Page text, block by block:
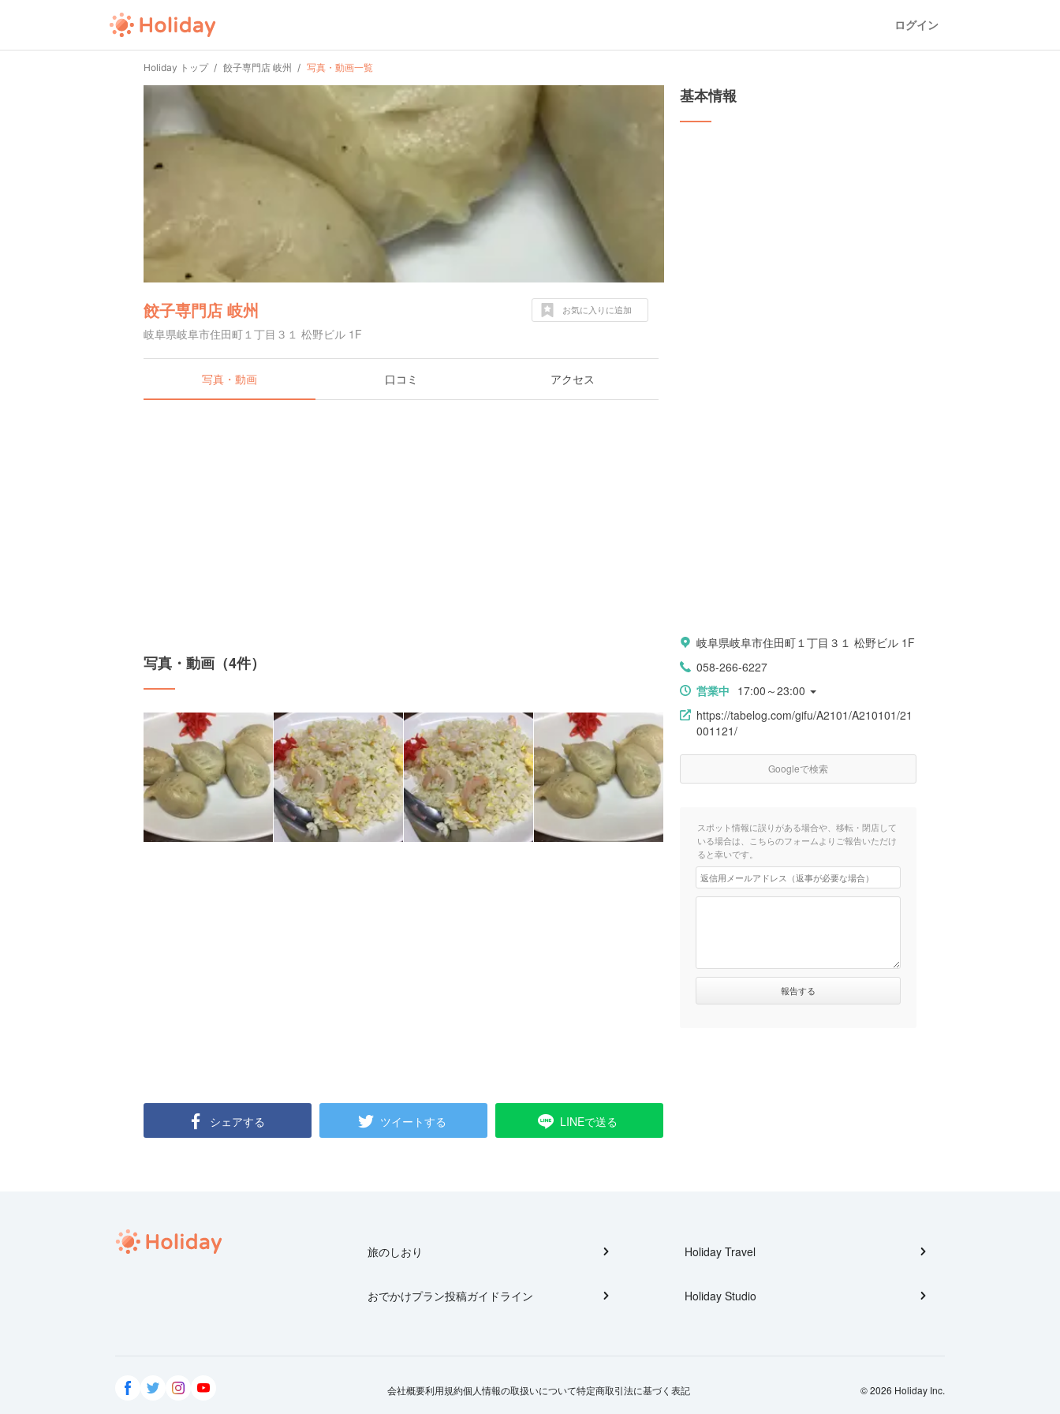
ログイン
Holiday トップ 餃子専門店 岐州 写真・動画一覧
餃子専門店 岐州
岐阜県岐阜市住田町１丁目３１ 松野ビル 1F
お気に入りに追加
写真・動画 口コミ アクセス
写真・動画（4件）
シェアする ツイートする LINEで送る
基本情報
岐阜県岐阜市住田町１丁目３１ 松野ビル 1F
058-266-6227
営業中 17:00～23:00
https://tabelog.com/gifu/A2101/A210101/21
001121/
Googleで検索
スポット情報に誤りがある場合や、移転・閉店して
いる場合は、こちらのフォームよりご報告いただけ
ると幸いです。
旅のしおり
おでかけプラン投稿ガイドライン
Holiday Travel
Holiday Studio
会社概要利用規約個人情報の取扱いについて特定商取引法に基づく表記 © 2026 Holiday Inc.